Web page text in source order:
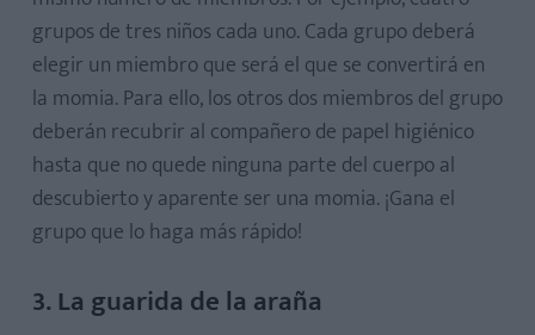
grupos de tres niños cada uno. Cada grupo deberá
elegir un miembro que será el que se convertirá en
la momia. Para ello, los otros dos miembros del grupo
deberán recubrir al compañero de papel higiénico
hasta que no quede ninguna parte del cuerpo al
descubierto y aparente ser una momia. ¡Gana el
grupo que lo haga más rápido!
3. La guarida de la araña